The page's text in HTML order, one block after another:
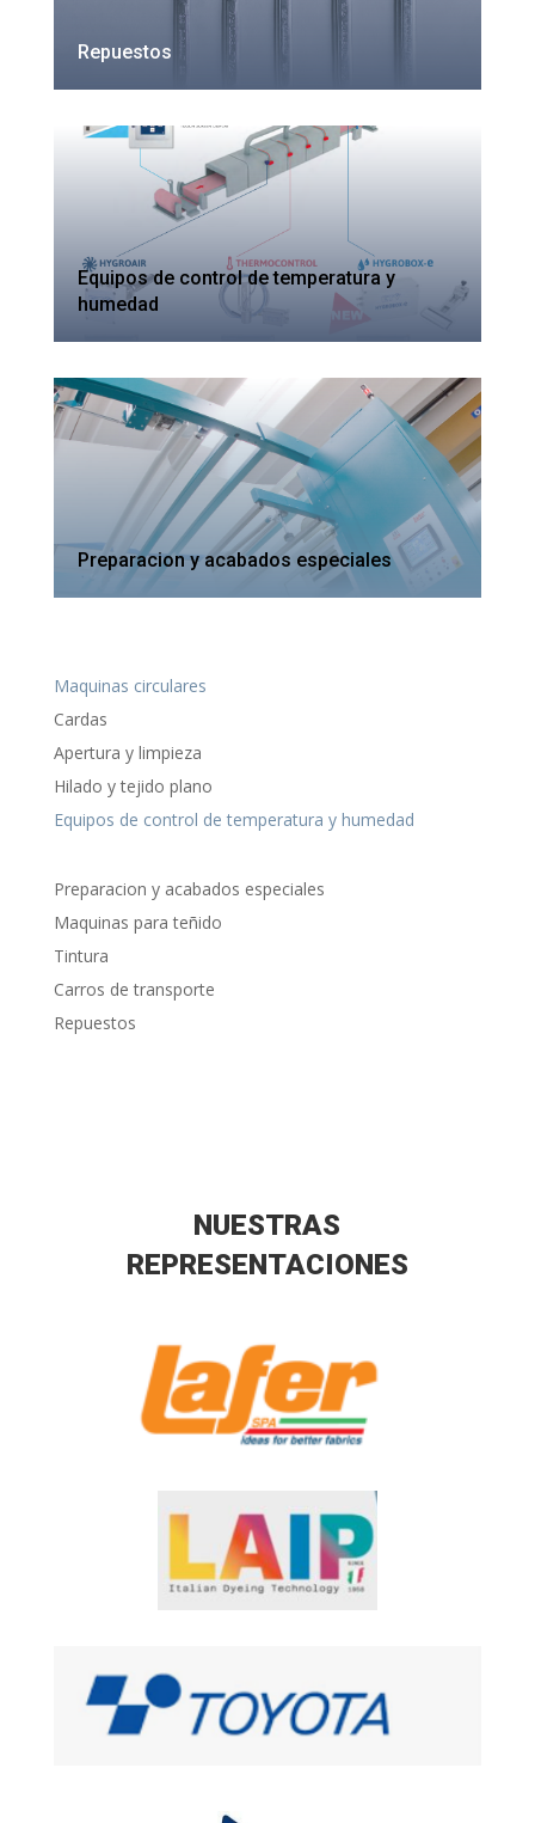
Repuestos
Equipos de control de temperatura y
humedad
Preparacion y acabados especiales
Maquinas circulares
Cardas
Apertura y limpieza
Hilado y tejido plano
Equipos de control de temperatura y humedad
Preparacion y acabados especiales
Maquinas para teñido
Tintura
Carros de transporte
Repuestos
NUESTRAS
REPRESENTACIONES